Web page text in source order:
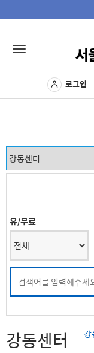
Toggle
로그인
유/무료
강동센터